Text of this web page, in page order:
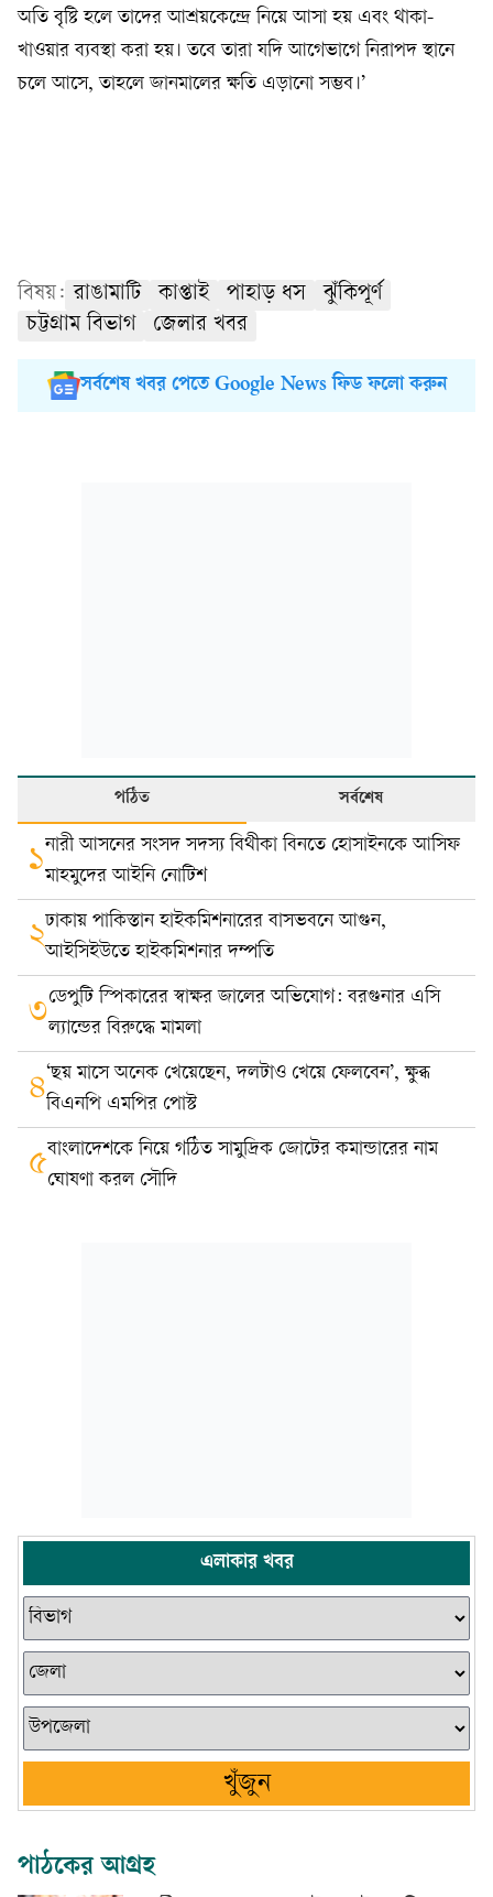
অতি বৃষ্টি হলে তাদের আশ্রয়কেন্দ্রে নিয়ে আসা হয় এবং থাকা-
খাওয়ার ব্যবস্থা করা হয়। তবে তারা যদি আগেভাগে নিরাপদ স্থানে
চলে আসে, তাহলে জানমালের ক্ষতি এড়ানো সম্ভব।’
বিষয়: রাঙামাটি কাপ্তাই পাহাড় ধস
ঝুঁকিপূর্ণ
চট্টগ্রাম বিভাগ
জেলার খবর
সর্বশেষ খবর পেতে Google News ফিড ফলো করুন
পঠিত সর্বশেষ
১নারী আসনের সংসদ সদস্য বিথীকা বিনতে হোসাইনকে আসিফ
মাহমুদের আইনি নোটিশ
২ঢাকায় পাকিস্তান হাইকমিশনারের বাসভবনে আগুন,
আইসিইউতে হাইকমিশনার দম্পতি
৩ডেপুটি স্পিকারের স্বাক্ষর জালের অভিযোগ: বরগুনার এসি
ল্যান্ডের বিরুদ্ধে মামলা
৪‘ছয় মাসে অনেক খেয়েছেন, দলটাও খেয়ে ফেলবেন’, ক্ষুব্ধ
বিএনপি এমপির পোস্ট
৫বাংলাদেশকে নিয়ে গঠিত সামুদ্রিক জোটের কমান্ডারের নাম
ঘোষণা করল সৌদি
এলাকার খবর
খুঁজুন
পাঠকের আগ্রহ